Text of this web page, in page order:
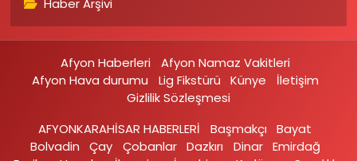
Haber Arşivi
Afyon Haberleri
Afyon Namaz Vakitleri
Afyon Hava durumu
Lig Fikstürü Künye
İletişim
Gizlilik Sözleşmesi
AFYONKARAHİSAR HABERLERİ
Başmakçı
Bayat
Bolvadin
Çay Çobanlar Dazkırı Dinar Emirdağ‎